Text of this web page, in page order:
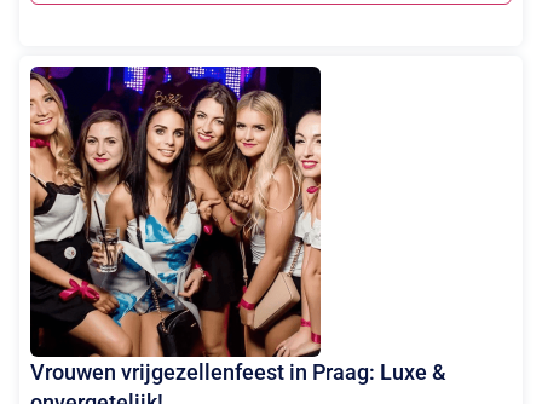
Vrouwen vrijgezellenfeest in Praag: Luxe &